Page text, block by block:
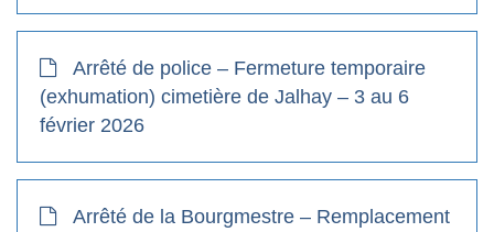
Arrêté de police – Fermeture temporaire
(exhumation) cimetière de Jalhay – 3 au 6
février 2026
Arrêté de la Bourgmestre – Remplacement